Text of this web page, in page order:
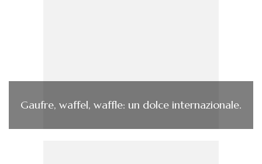
Gaufre, waffel, waffle: un dolce internazionale.